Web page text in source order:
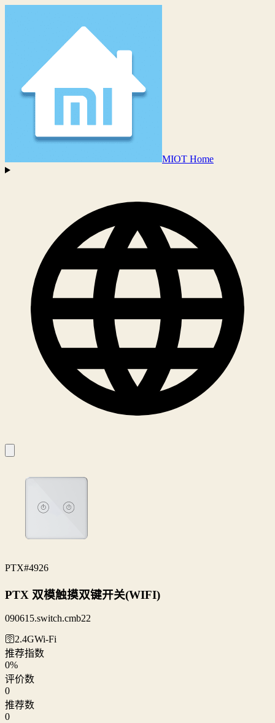
MIOT Home
PTX#4926
PTX 双模触摸双键开关(WIFI)
090615.switch.cmb22
🛜2.4GWi‑Fi
推荐指数
0%
评价数
0
推荐数
0